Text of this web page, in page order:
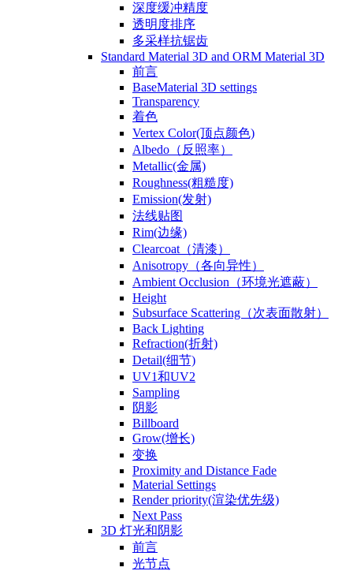
深度缓冲精度
透明度排序
多采样抗锯齿
Standard Material 3D and ORM Material 3D
前言
BaseMaterial 3D settings
Transparency
着色
Vertex Color(顶点颜色)
Albedo（反照率）
Metallic(金属)
Roughness(粗糙度)
Emission(发射)
法线贴图
Rim(边缘)
Clearcoat（清漆）
Anisotropy（各向异性）
Ambient Occlusion（环境光遮蔽）
Height
Subsurface Scattering（次表面散射）
Back Lighting
Refraction(折射)
Detail(细节)
UV1和UV2
Sampling
阴影
Billboard
Grow(增长)
变换
Proximity and Distance Fade
Material Settings
Render priority(渲染优先级)
Next Pass
3D 灯光和阴影
前言
光节点